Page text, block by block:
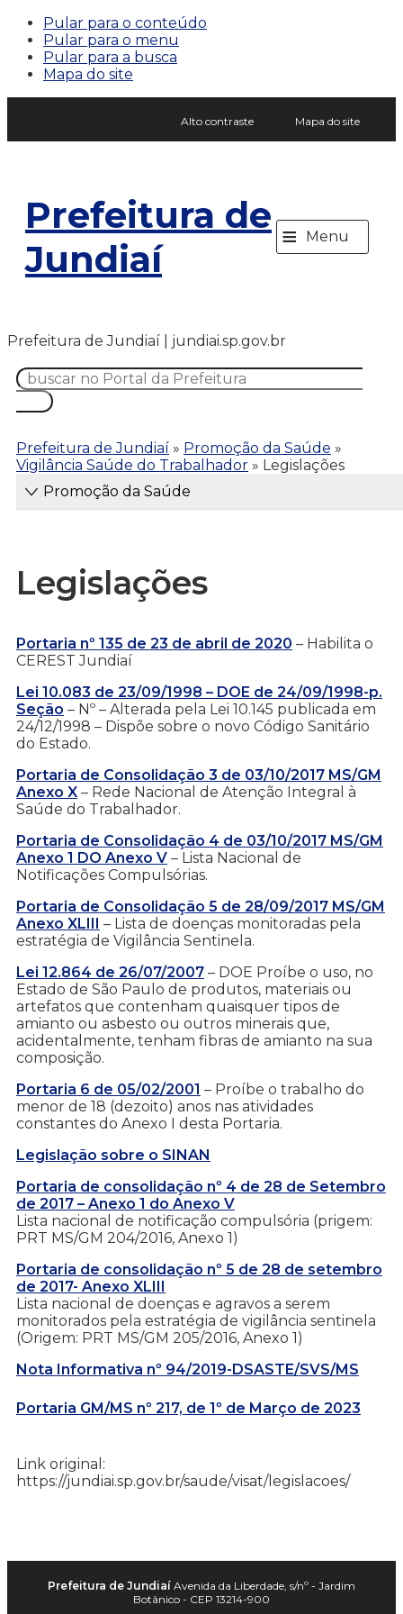
Pular para o conteúdo
Pular para o menu
Pular para a busca
Mapa do site
Alto contraste Mapa do site
Prefeitura de
Jundiaí
≡ Menu
Prefeitura de Jundiaí | jundiai.sp.gov.br
Prefeitura de Jundiaí » Promoção da Saúde »
Vigilância Saúde do Trabalhador » Legislações
Promoção da Saúde
Legislações
Portaria nº 135 de 23 de abril de 2020 – Habilita o
CEREST Jundiaí
Lei 10.083 de 23/09/1998 – DOE de 24/09/1998-p.
Seção – Nº – Alterada pela Lei 10.145 publicada em
24/12/1998 – Dispõe sobre o novo Código Sanitário
do Estado.
Portaria de Consolidação 3 de 03/10/2017 MS/GM
Anexo X – Rede Nacional de Atenção Integral à
Saúde do Trabalhador.
Portaria de Consolidação 4 de 03/10/2017 MS/GM
Anexo 1 DO Anexo V – Lista Nacional de
Notificações Compulsórias.
Portaria de Consolidação 5 de 28/09/2017 MS/GM
Anexo XLIII – Lista de doenças monitoradas pela
estratégia de Vigilância Sentinela.
Lei 12.864 de 26/07/2007 – DOE Proíbe o uso, no
Estado de São Paulo de produtos, materiais ou
artefatos que contenham quaisquer tipos de
amianto ou asbesto ou outros minerais que,
acidentalmente, tenham fibras de amianto na sua
composição.
Portaria 6 de 05/02/2001 – Proíbe o trabalho do
menor de 18 (dezoito) anos nas atividades
constantes do Anexo I desta Portaria.
Legislação sobre o SINAN
Portaria de consolidação nº 4 de 28 de Setembro
de 2017 – Anexo 1 do Anexo V
Lista nacional de notificação compulsória (prigem:
PRT MS/GM 204/2016, Anexo 1)
Portaria de consolidação nº 5 de 28 de setembro
de 2017- Anexo XLIII
Lista nacional de doenças e agravos a serem
monitorados pela estratégia de vigilância sentinela
(Origem: PRT MS/GM 205/2016, Anexo 1)
Nota Informativa nº 94/2019-DSASTE/SVS/MS
Portaria GM/MS nº 217, de 1º de Março de 2023
Link original:
https://jundiai.sp.gov.br/saude/visat/legislacoes/
Prefeitura de Jundiaí Avenida da Liberdade, s/nº - Jardim
Botânico - CEP 13214-900